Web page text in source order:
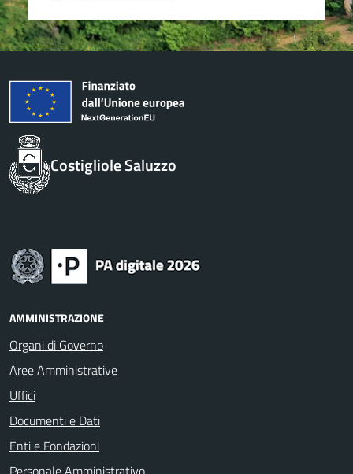
Costigliole Saluzzo
AMMINISTRAZIONE
Organi di Governo
Aree Amministrative
Uffici
Documenti e Dati
Enti e Fondazioni